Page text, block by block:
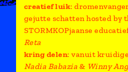
creatief luik:
gejutte schatten hosted by
STORMKOPjaanse
Reta
kring delen:vanuit
Nadia Babazia & Winny